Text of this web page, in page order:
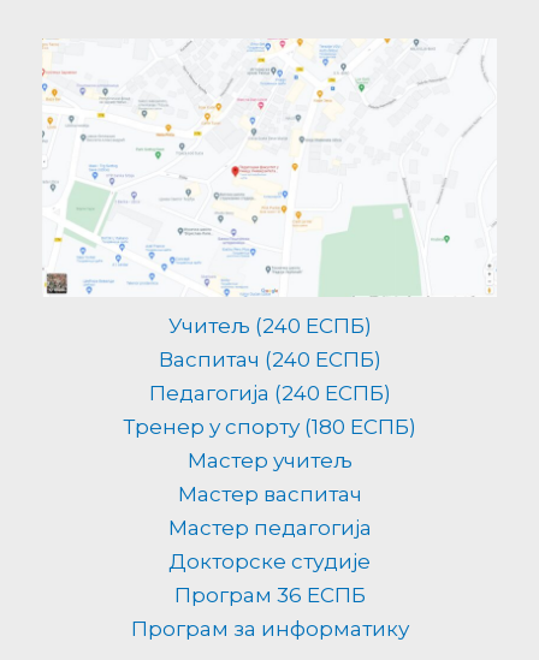
Учитељ (240 ЕСПБ)
Васпитач (240 ЕСПБ)
Педагогија (240 ЕСПБ)
Тренер у спорту (180 ЕСПБ)
Мастер учитељ
Мастер васпитач
Мастер педагогија
Докторске студије
Програм 36 ЕСПБ
Програм за информатику